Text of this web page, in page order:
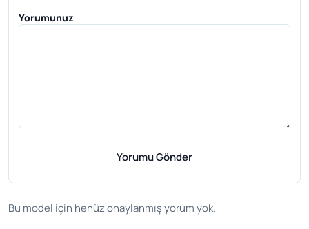
Yorumunuz
Yorumu Gönder
Bu model için henüz onaylanmış yorum yok.